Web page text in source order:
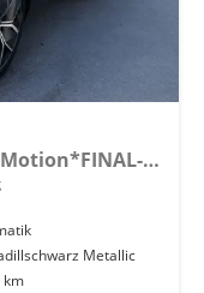
FINAL-EDITION R-Line V6 TDI 4-Motion*FINAL-EDITION*AHK-SCHWENKBAR*NAVI*ACC*PDC*LED*SHZ*21-ZOLL
Metallic
km